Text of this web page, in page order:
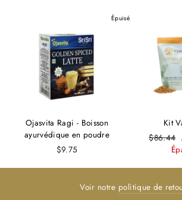
Épuisé
Ojasvita Ragi - Boisson
ayurvédique en poudre
$9.75
Kit
Prix
régulier
$86.44
Voir notre politique de